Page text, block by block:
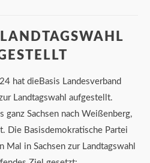
hat dieBasis Landesverband
Landtagswahl aufgestellt.
ganz Sachsen nach Weißenberg,
Die Basisdemokratische Partei
Mal in Sachsen zur Landtagswahl